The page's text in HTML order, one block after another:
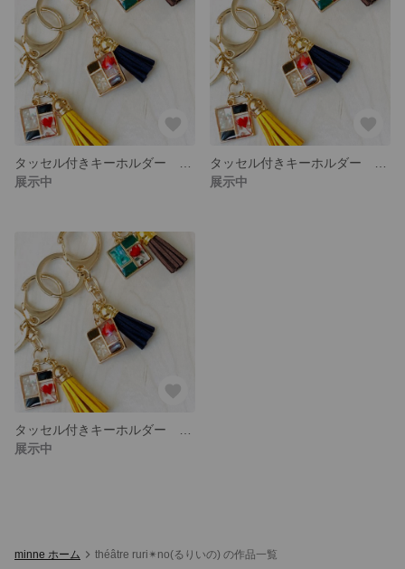
展示中
展示中
展示中
minne ホーム théâtre ruri✴︎no(るりいの) の作品一覧